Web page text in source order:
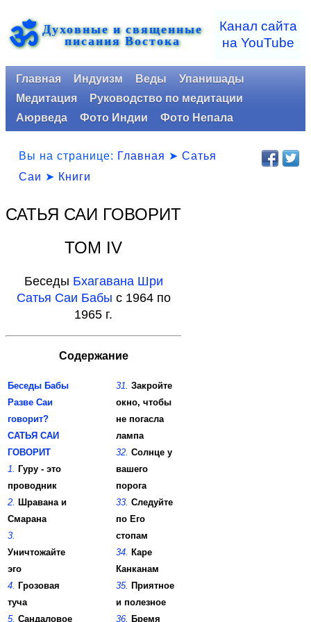
ॐ Духовные и священные
писания Востока
Канал сайта
на YouTube
Главная Индуизм Веды
Упанишады
Медитация
Руководство по медитации
Аюрведа
Фото Индии Фото Непала
Вы на странице: Главная ➤ Сатья
Саи ➤ Книги
САТЬЯ САИ ГОВОРИТ
ТОМ IV
Беседы Бхагавана Шри
Сатья Саи Бабы c 1964 по
1965 г.
Содержание
Беседы Бабы
Разве Саи
говорит?
САТЬЯ САИ
ГОВОРИТ
1. Гуру - это
проводник
2. Шравана и
Смарана
3.
Уничтожайте
эго
4. Грозовая
туча
5. Сандаловое
31. Закройте
окно, чтобы
не погасла
лампа
32. Солнце у
вашего
порога
33. Следуйте
по Его
стопам
34. Каре
Канканам
35. Приятное
и полезное
36. Бремя